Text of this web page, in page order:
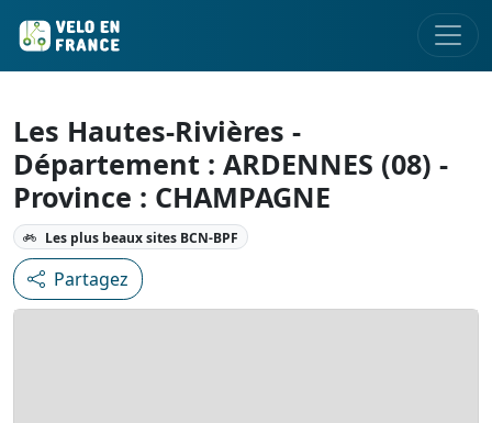
Les Hautes-Rivières -
Département : ARDENNES (08) -
Province : CHAMPAGNE
Les plus beaux sites BCN-BPF
Partagez